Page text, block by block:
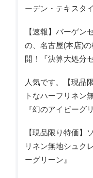
ーデン・テキスタ
【速報】バーゲン
の、名古屋(本店)
開！『決算大処分
人気です。【現品
トなハーフリネン
『幻のアイビーグ
【現品限り特価】
リネン無地シュク
ーグリーン』